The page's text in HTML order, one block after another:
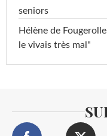
seniors
Hélène de
le vivais très mal"